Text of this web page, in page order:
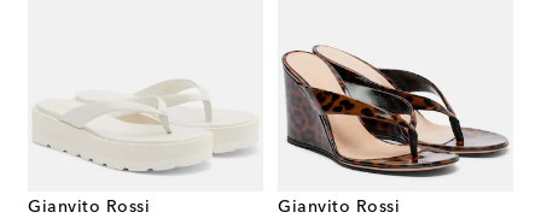
Gianvito Rossi
Gianvito Rossi